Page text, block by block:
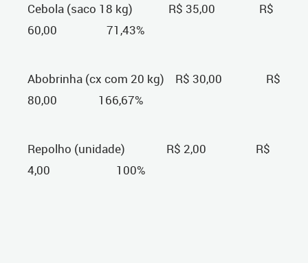
Cebola (saco 18 kg) R$ 35,00 R$
60,00 71,43%
Abobrinha (cx com 20 kg) R$ 30,00 R$
80,00 166,67%
Repolho (unidade) R$ 2,00 R$
4,00 100%